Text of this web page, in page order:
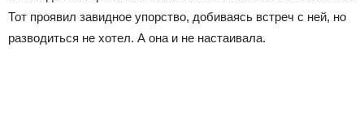
Тот проявил завидное упорство, добиваясь встреч с ней, но
разводиться не хотел. А она и не настаивала.